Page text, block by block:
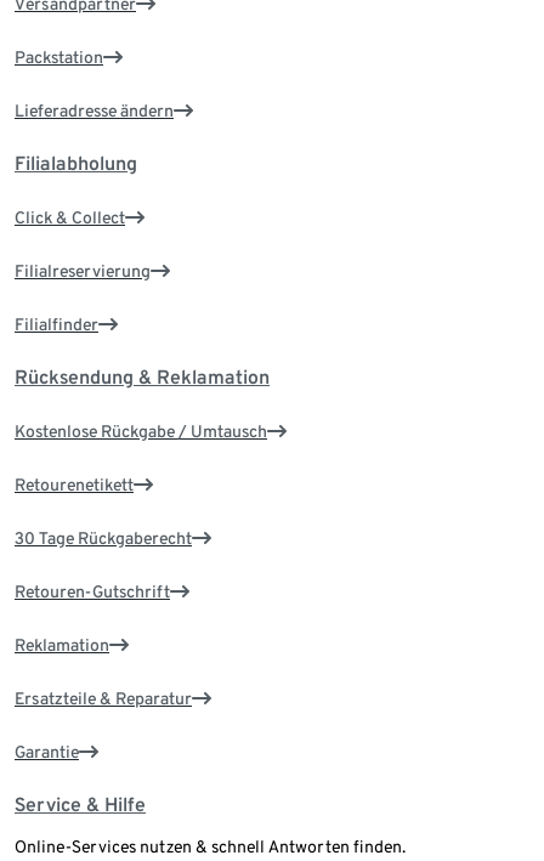
Versandpartner
Packstation
Lieferadresse ändern
Filialabholung
Click & Collect
Filialreservierung
Filialfinder
Rücksendung & Reklamation
Kostenlose Rückgabe / Umtausch
Retourenetikett
30 Tage Rückgaberecht
Retouren-Gutschrift
Reklamation
Ersatzteile & Reparatur
Garantie
Service & Hilfe
Online-Services nutzen & schnell Antworten finden.